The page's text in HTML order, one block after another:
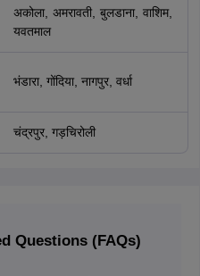
अकोला, अमरावती, बुलडाना, वाशिम,
यवतमाल
भंडारा, गोंदिया, नागपुर, वर्धा
चंद्रपुर, गड़चिरोली
Questions (FAQs)